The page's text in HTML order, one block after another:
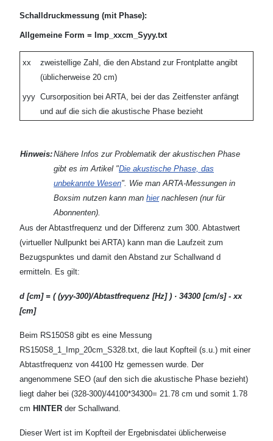
Schalldruckmessung (mit Phase):
Allgemeine Form = Imp_xxcm_Syyy.txt
xx
zweistellige Zahl, die den Abstand zur Frontplatte angibt
(üblicherweise 20 cm)
yyy Cursorposition bei ARTA, bei der das Zeitfenster anfängt
und auf die sich die akustische Phase bezieht
Hinweis:Nähere Infos zur Problematik der akustischen Phase
gibt es im Artikel "Die akustische Phase, das
unbekannte Wesen". Wie man ARTA-Messungen in
Boxsim nutzen kann man hiernachlesen (nur für
Abonnenten).
Aus der Abtastfrequenz und der Differenz zum 300. Abtastwert
(virtueller Nullpunkt bei ARTA) kann man die Laufzeit zum
Bezugspunktes und damit den Abstand zur Schallwand d
ermitteln. Es gilt:
d [cm] = ( (yyy-300)/Abtastfrequenz [Hz] ) · 34300 [cm/s] - xx
[cm]
Beim RS150S8 gibt es eine Messung
RS150S8_1_Imp_20cm_S328.txt, die laut Kopfteil (s.u.) mit einer
Abtastfrequenz von 44100 Hz gemessen wurde. Der
angenommene SEO (auf den sich die akustische Phase bezieht)
liegt daher bei (328-300)/44100*34300= 21.78 cm und somit 1.78
cm HINTER der Schallwand.
Dieser Wert ist im Kopfteil der Ergebnisdatei üblicherweise